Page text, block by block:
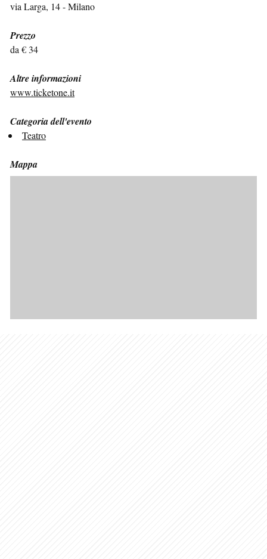
via Larga, 14 - Milano
Prezzo
da € 34
Altre informazioni
www.ticketone.it
Categoria dell'evento
Teatro
Mappa